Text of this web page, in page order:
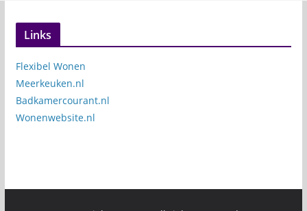
Links
Flexibel Wonen
Meerkeuken.nl
Badkamercourant.nl
Wonenwebsite.nl